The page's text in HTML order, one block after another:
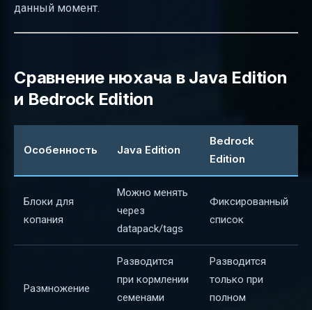
данный момент.
Сравнение нюхача в Java Edition
и Bedrock Edition
Особенность Java Edition
Bedrock
Edition
Блоки для
копания
Можно менять
через
datapack/tags
Фиксированный
список
Размножение
Разводится
при кормлении
семенами
Разводится
только при
полном